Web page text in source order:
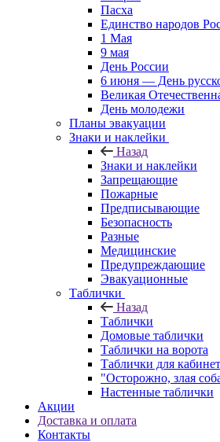
Пасха
Единство народов
1 Мая
9 мая
День России
6 июня — День
Великая
День молодежи
Планы эвакуации
Знаки и наклейки
Назад
Знаки и наклейки
Запрещающие
Пожарные
Предписывающие
Безопасность
Разные
Медицинские
Предупреждающие
Эвакуационные
Таблички
Назад
Таблички
Домовые таблички
Таблички на ворота
Таблички для
"Осторожно, злая
Настенные таблички
Акции
Доставка и оплата
Контакты